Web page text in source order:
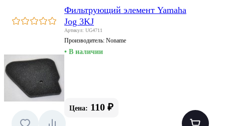
Фильтрующий элемент Yamaha
Jog 3KJ
Артикул: UG4711
Производитель: Noname
• В наличии
Цена: 110 ₽